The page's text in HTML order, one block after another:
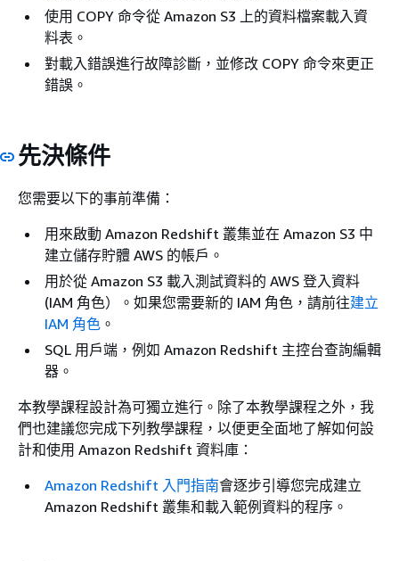
使用 COPY 命令從 Amazon S3 上的資料檔案載入資
料表。
對載入錯誤進行故障診斷，並修改 COPY 命令來更正
錯誤。
先決條件
您需要以下的事前準備：
用來啟動 Amazon Redshift 叢集並在 Amazon S3 中
建立儲存貯體 AWS 的帳戶。
用於從 Amazon S3 載入測試資料的 AWS 登入資料
(IAM 角色）。如果您需要新的 IAM 角色，請前往建立
IAM 角色 。
SQL 用戶端，例如 Amazon Redshift 主控台查詢編輯
器。
本教學課程設計為可獨立進行。除了本教學課程之外，我
們也建議您完成下列教學課程，以便更全面地了解如何設
計和使用 Amazon Redshift 資料庫：
Amazon Redshift 入門指南會逐步引導您完成建立
Amazon Redshift 叢集和載入範例資料的程序。